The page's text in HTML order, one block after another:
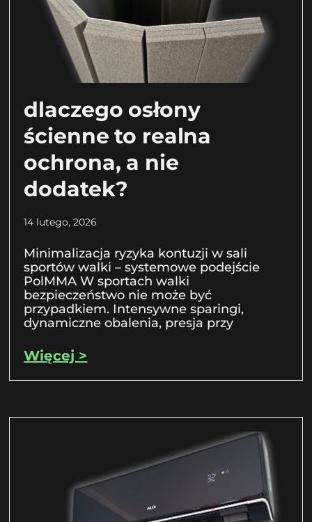
dlaczego osłony
ścienne to realna
ochrona, a nie
dodatek?
14 lutego, 2026
Minimalizacja ryzyka kontuzji w sali
sportów walki – systemowe podejście
PolMMA W sportach walki
bezpieczeństwo nie może być
przypadkiem. Intensywne sparingi,
dynamiczne obalenia, presja przy
Więcej >